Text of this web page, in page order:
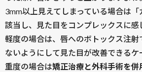
3mm以上見えてしまっている場合は
該当し、見た目をコンプレックスに感
軽度の場合は、唇へのボトックス注射
ないようにして見た目が改善できるケ
重度の場合は矯正治療と外科手術を併